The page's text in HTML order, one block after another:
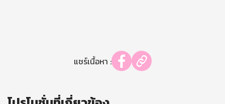
แชร์เนื้อหา :